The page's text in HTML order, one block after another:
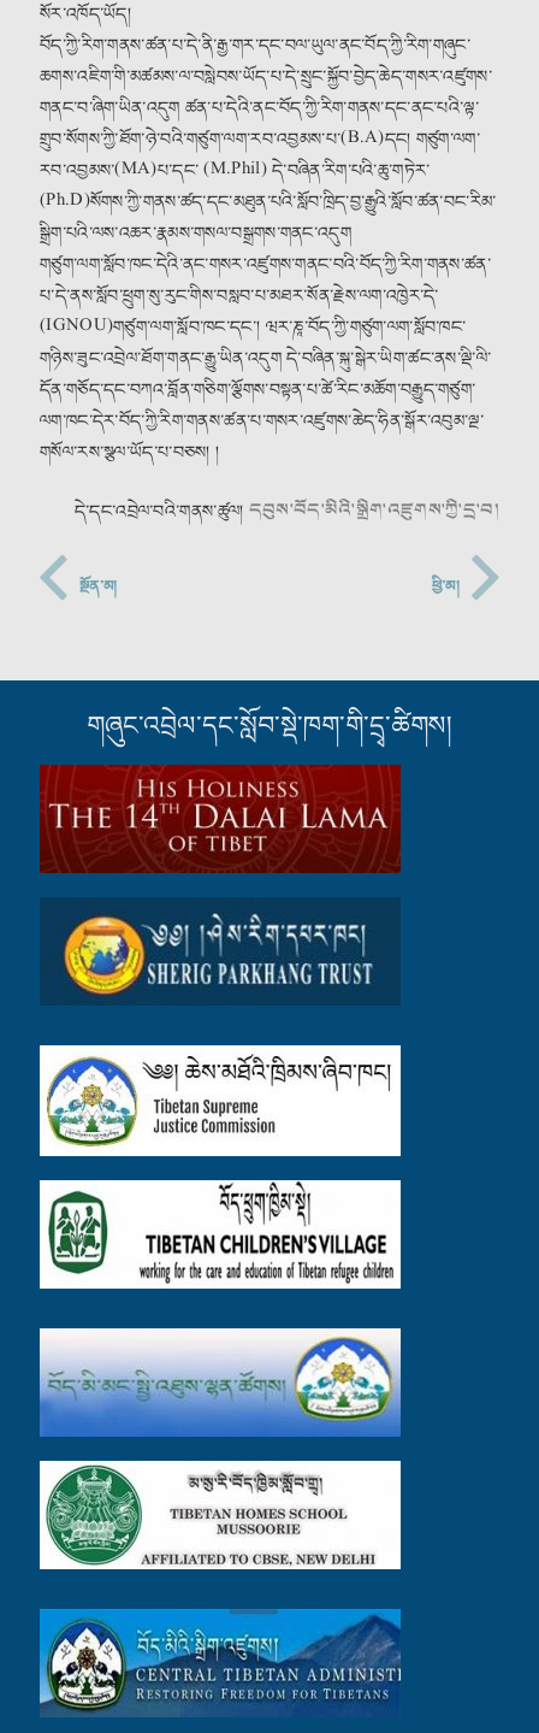
སོར་འཁོད་ཡོད།
བོད་ཀྱི་རིག་གནས་ཚན་པ་དེ་ནི་རྒྱ་གར་དང་བལ་ཡུལ་ནང་བོད་ཀྱི་རིག་གཞུང་
ཆགས་འཇིག་གི་མཚམས་ལ་བསླེབས་ཡོད་པ་དེ་སྲུང་སྐྱོབ་བྱེད་ཆེད་གསར་འཛུགས་
གནང་བ་ཞིག་ཡིན་འདུག ཚན་པ་དེའི་ནང་བོད་ཀྱི་རིག་གནས་དང་ནང་པའི་ལྟ་
གྲུབ་སོགས་ཀྱི་ཐོག་ཉེ་བའི་གཙུག་ལག་རབ་འབྱམས་པ་(B.A)དང། གཙུག་ལག་
རབ་འབྱམས་(MA)པ་དང་ (M.Phil) དེ་བཞིན་རིག་པའི་ཆུ་གཏེར་
(Ph.D)སོགས་ཀྱི་གནས་ཚད་དང་མཐུན་པའི་སློབ་ཁྲིད་བྱ་རྒྱུའི་སློབ་ཚན་བང་རིམ་
སྒྲིག་པའི་ལས་འཆར་རྣམས་གསལ་བསྒྲགས་གནང་འདུག
གཙུག་ལག་སློབ་ཁང་དེའི་ནང་གསར་འཛུགས་གནང་བའི་བོད་ཀྱི་རིག་གནས་ཚན་
པ་དེ་ནས་སློབ་ཕྲུག་སུ་རུང་གིས་བསླབ་པ་མཐར་སོན་རྗེས་ལག་འཁྱེར་དེ་
(IGNOU)གཙུག་ལག་སློབ་ཁང་དང་། ཝར་ཎཱ་བོད་ཀྱི་གཙུག་ལག་སློབ་ཁང་
གཉིས་ཟུང་འབྲེལ་ཐོག་གནང་རྒྱུ་ཡིན་འདུག དེ་བཞིན་སྐུ་སྒེར་ཡིག་ཚང་ནས་ལྡི་ལི་
དོན་གཅོད་དང་བཀའ་བློན་གཅིག་ལྕོགས་བསྟན་པ་ཚེ་རིང་མཆོག་བརྒྱུད་གཙུག་
ལག་ཁང་དེར་བོད་ཀྱི་རིག་གནས་ཚན་པ་གསར་འཛུགས་ཆེད་ཧིན་སྒོར་འབུམ་ལྔ་
གསོལ་རས་སྩལ་ཡོད་པ་བཅས། །
དེ་དང་འབྲེལ་བའི་གནས་ཚུལ། དབུས་བོད་མིའི་སྒྲིག་འཛུགས་ཀྱི་དྲ་བ།
སྔོན་མ། ཕྱི་མ།
གཞུང་འབྲེལ་དང་སློབ་སྡེ་ཁག་གི་དྲྭ་ཚིགས།